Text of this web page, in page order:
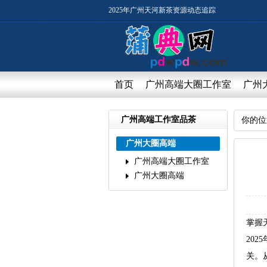
2025年广州天河新茶资源动态追踪
首页 广州高端大圈工作室 广州
广州高端工作室品茶
广州大圈高端
广州高端大圈工作室
广州大圈高端
你的
掌握
2025
关。